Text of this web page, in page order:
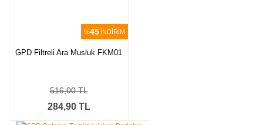
%45 İNDİRİM
GPD Filtreli Ara Musluk FKM01
284,90 TL
516,00 TL